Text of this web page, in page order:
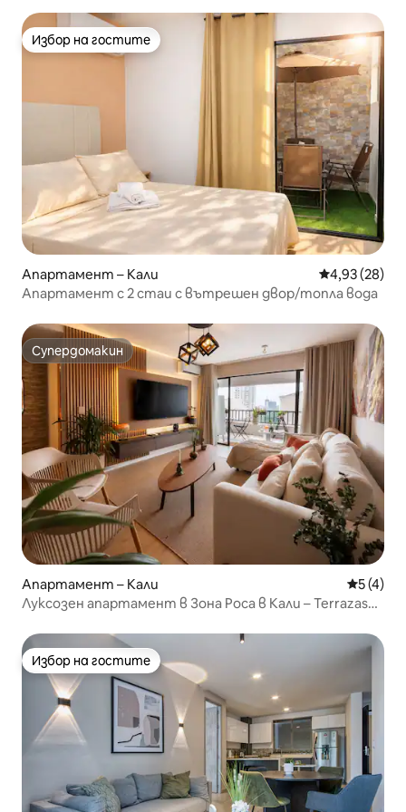
Избор на гостите
Избор на гостите
Апартамент – Кали Средна
4,93 (28)
Апартамент с 2 стаи с вътрешен двор/топла вода
Супердомакин
Супердомакин
Апартамент – Кали Средна
5 (4)
Луксозен апартамент в Зона Роса в Кали – Terrazas
Избор на гостите
Избор на гостите